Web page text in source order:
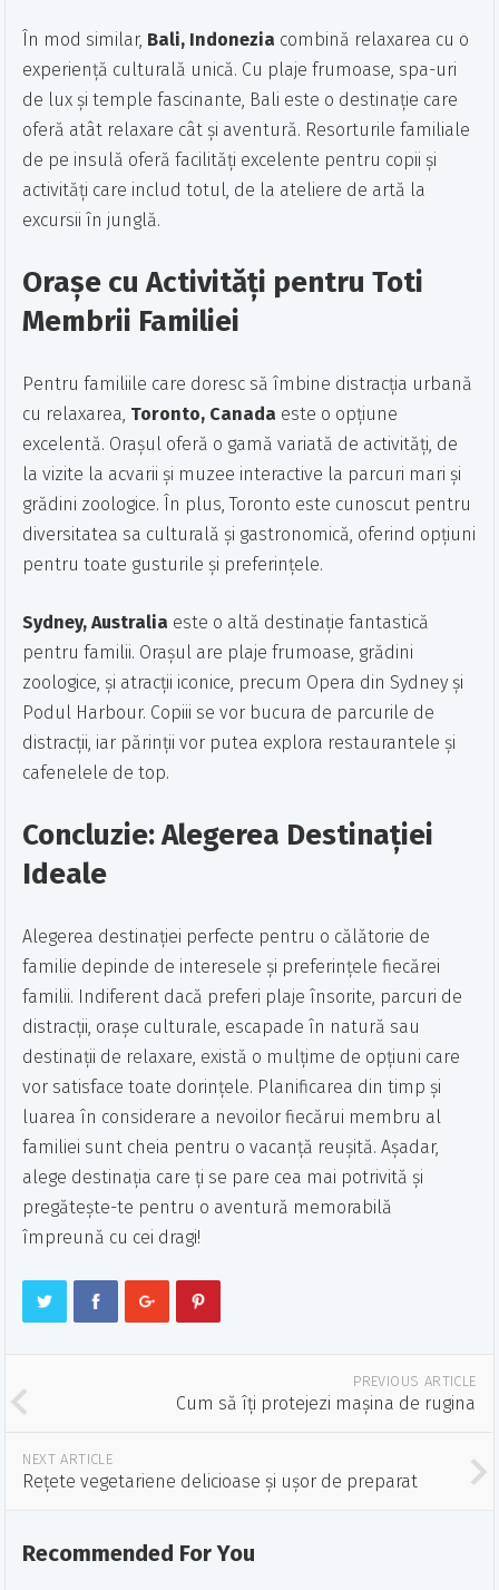
În mod similar, Bali, Indonezia combină relaxarea cu o
experiență culturală unică. Cu plaje frumoase, spa-uri
de lux și temple fascinante, Bali este o destinație care
oferă atât relaxare cât și aventură. Resorturile familiale
de pe insulă oferă facilități excelente pentru copii și
activități care includ totul, de la ateliere de artă la
excursii în junglă.
Orașe cu Activități pentru Toti
Membrii Familiei
Pentru familiile care doresc să îmbine distracția urbană
cu relaxarea, Toronto, Canada este o opțiune
excelentă. Orașul oferă o gamă variată de activități, de
la vizite la acvarii și muzee interactive la parcuri mari și
grădini zoologice. În plus, Toronto este cunoscut pentru
diversitatea sa culturală și gastronomică, oferind opțiuni
pentru toate gusturile și preferințele.
Sydney, Australia este o altă destinație fantastică
pentru familii. Orașul are plaje frumoase, grădini
zoologice, și atracții iconice, precum Opera din Sydney și
Podul Harbour. Copiii se vor bucura de parcurile de
distracții, iar părinții vor putea explora restaurantele și
cafenelele de top.
Concluzie: Alegerea Destinației
Ideale
Alegerea destinației perfecte pentru o călătorie de
familie depinde de interesele și preferințele fiecărei
familii. Indiferent dacă preferi plaje însorite, parcuri de
distracții, orașe culturale, escapade în natură sau
destinații de relaxare, există o mulțime de opțiuni care
vor satisface toate dorințele. Planificarea din timp și
luarea în considerare a nevoilor fiecărui membru al
familiei sunt cheia pentru o vacanță reușită. Așadar,
alege destinația care ți se pare cea mai potrivită și
pregătește-te pentru o aventură memorabilă
împreună cu cei dragi!
PREVIOUS ARTICLE
Cum să îți protejezi mașina de rugina
NEXT ARTICLE
Rețete vegetariene delicioase și ușor de preparat
Recommended For You